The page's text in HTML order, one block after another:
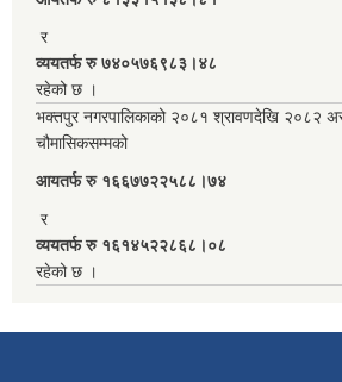
र
व्ययतर्फ रु ७४०५७६९८३।४८
रहेको छ ।
भक्तपुर नगरपालिकाको २०८१ श्रावणदेखि २०८२
चौमासिकसम्मको
आयतर्फ रु‌ १६६७७२२५८८।७४
र
व्ययतर्फ रु १६१४५२२८६८।०८
रहेको छ ।